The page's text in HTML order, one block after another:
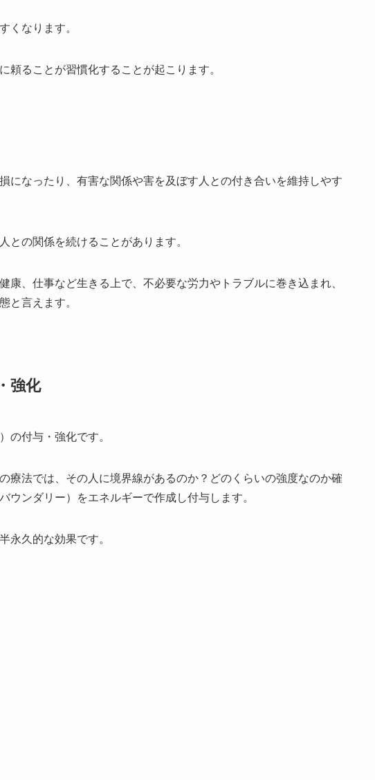
くなります。
頼ることが習慣化することが起こります。
になったり、有害な関係や害を及ぼす人との付き合いを維持しやす
との関係を続けることがあります。
康、仕事など生きる上で、不必要な労力やトラブルに巻き込まれ、
と言えます。
強化
の付与・強化です。
療法では、その人に境界線があるのか？どのくらいの強度なのか確
ウンダリー）をエネルギーで作成し付与します。
永久的な効果です。